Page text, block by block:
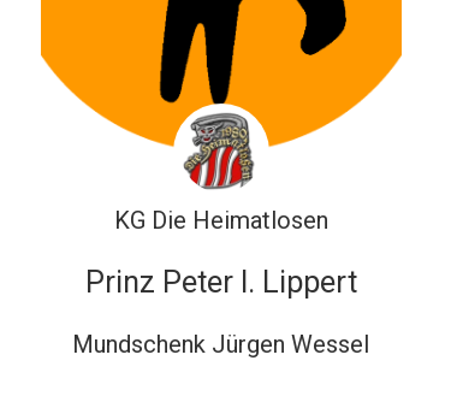
KG Die Heimatlosen
Prinz Peter I. Lippert
Mundschenk Jürgen Wessel